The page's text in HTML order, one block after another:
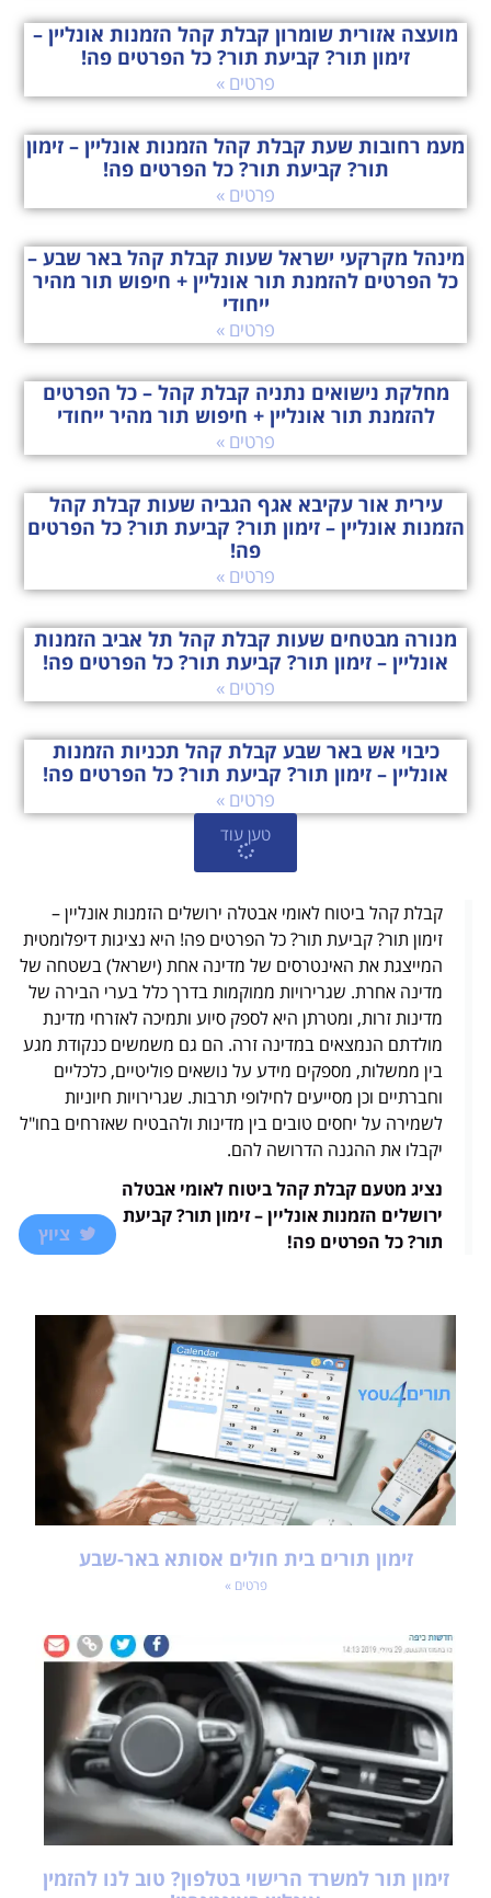
מועצה אזורית שומרון קבלת קהל הזמנות אונליין –
זימון תור? קביעת תור? כל הפרטים פה!
פרטים »
מעמ רחובות שעת קבלת קהל הזמנות אונליין – זימון
תור? קביעת תור? כל הפרטים פה!
פרטים »
מינהל מקרקעי ישראל שעות קבלת קהל באר שבע –
כל הפרטים להזמנת תור אונליין + חיפוש תור מהיר
ייחודי
פרטים »
מחלקת נישואים נתניה קבלת קהל – כל הפרטים
להזמנת תור אונליין + חיפוש תור מהיר ייחודי
פרטים »
עירית אור עקיבא אגף הגביה שעות קבלת קהל
הזמנות אונליין – זימון תור? קביעת תור? כל הפרטים
פה!
פרטים »
מנורה מבטחים שעות קבלת קהל תל אביב הזמנות
אונליין – זימון תור? קביעת תור? כל הפרטים פה!
פרטים »
כיבוי אש באר שבע קבלת קהל תכניות הזמנות
אונליין – זימון תור? קביעת תור? כל הפרטים פה!
פרטים »
טען עוד
קבלת קהל ביטוח לאומי אבטלה ירושלים הזמנות אונליין –
זימון תור? קביעת תור? כל הפרטים פה! היא נציגות דיפלומטית
המייצגת את האינטרסים של מדינה אחת (ישראל) בשטחה של
מדינה אחרת. שגרירויות ממוקמות בדרך כלל בערי הבירה של
מדינות זרות, ומטרתן היא לספק סיוע ותמיכה לאזרחי מדינת
מולדתם הנמצאים במדינה זרה. הם גם משמשים כנקודת מגע
בין ממשלות, מספקים מידע על נושאים פוליטיים, כלכליים
וחברתיים וכן מסייעים לחילופי תרבות. שגרירויות חיוניות
לשמירה על יחסים טובים בין מדינות ולהבטיח שאזרחים בחו"ל
יקבלו את ההגנה הדרושה להם.
נציג מטעם קבלת קהל ביטוח לאומי אבטלה
ירושלים הזמנות אונליין – זימון תור? קביעת
תור? כל הפרטים פה!
ציוץ
זימון תורים בית חולים אסותא באר-שבע
פרטים »
זימון תור למשרד הרישוי בטלפון? טוב לנו להזמין